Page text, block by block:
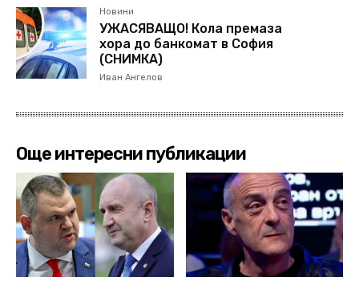
Новини
УЖАСЯВАЩО! Кола премаза
хора до банкомат в София
(СНИМКА)
Иван Ангелов
Още интересни публикации